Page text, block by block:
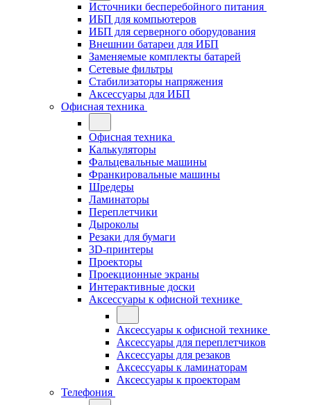
Источники бесперебойного питания
ИБП для компьютеров
ИБП для серверного оборудования
Внешнии батареи для ИБП
Заменяемые комплекты батарей
Сетевые фильтры
Стабилизаторы напряжения
Аксессуары для ИБП
Офисная техника
Офисная техника
Калькуляторы
Фальцевальные машины
Франкировальные машины
Шредеры
Ламинаторы
Переплетчики
Дыроколы
Резаки для бумаги
3D-принтеры
Проекторы
Проекционные экраны
Интерактивные доски
Аксессуары к офисной технике
Аксессуары к офисной технике
Аксессуары для переплетчиков
Аксессуары для резаков
Аксессуары к ламинаторам
Аксессуары к проекторам
Телефония